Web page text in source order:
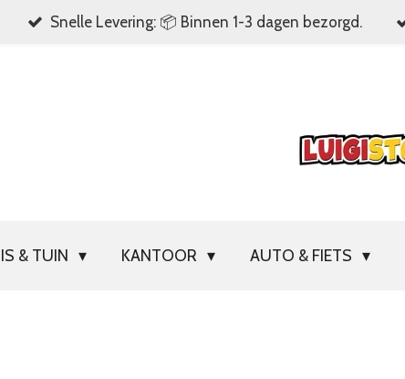
Snelle Levering: 📦 Binnen 1-3 dagen bezorgd.
& TUIN KANTOOR AUTO & FIETS